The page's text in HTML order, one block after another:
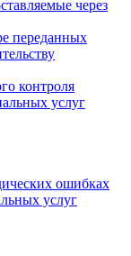
через
переданных
контроля
услуг
ошибках
услуг